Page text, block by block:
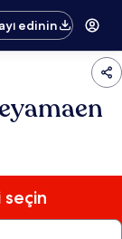
edinin